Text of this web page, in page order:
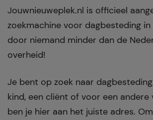
Jouwnieuweplek.nl is officieel
zoekmachine voor dagbesteding in
door niemand minder dan de
overheid!
Je bent op zoek naar
kind, een cliënt of voor een andere
ben je hier aan het juiste adres.